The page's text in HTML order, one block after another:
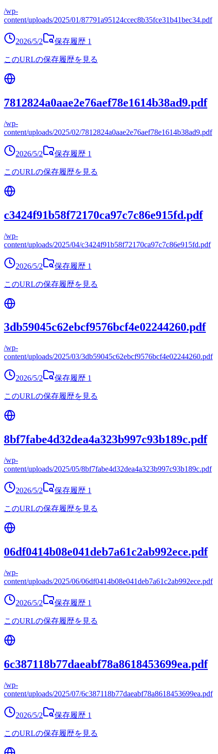
/wp-
content/uploads/2025/01/87791a95124ccec8b35fce31b41bec34.pdf
2026/5/2 保存履歴 1
このURLの保存履歴を見る
7812824a0aae2e76aef78e1614b38ad9.pdf
/wp-
content/uploads/2025/02/7812824a0aae2e76aef78e1614b38ad9.pdf
2026/5/2 保存履歴 1
このURLの保存履歴を見る
c3424f91b58f72170ca97c7c86e915fd.pdf
/wp-
content/uploads/2025/04/c3424f91b58f72170ca97c7c86e915fd.pdf
2026/5/2 保存履歴 1
このURLの保存履歴を見る
3db59045c62ebcf9576bcf4e02244260.pdf
/wp-
content/uploads/2025/03/3db59045c62ebcf9576bcf4e02244260.pdf
2026/5/2 保存履歴 1
このURLの保存履歴を見る
8bf7fabe4d32dea4a323b997c93b189c.pdf
/wp-
content/uploads/2025/05/8bf7fabe4d32dea4a323b997c93b189c.pdf
2026/5/2 保存履歴 1
このURLの保存履歴を見る
06df0414b08e041deb7a61c2ab992ece.pdf
/wp-
content/uploads/2025/06/06df0414b08e041deb7a61c2ab992ece.pdf
2026/5/2 保存履歴 1
このURLの保存履歴を見る
6c387118b77daeabf78a8618453699ea.pdf
/wp-
content/uploads/2025/07/6c387118b77daeabf78a8618453699ea.pdf
2026/5/2 保存履歴 1
このURLの保存履歴を見る